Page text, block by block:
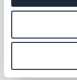
ermutigen Sie
informell
überbringer.
Leser die